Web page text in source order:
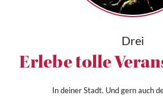
Drei
Erlebe tolle
In deiner Stadt. Und gern auch